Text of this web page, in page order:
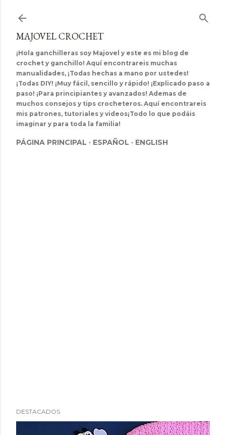
MAJOVEL CROCHET
¡Hola ganchilleras soy Majovel y este es mi blog de
crochet y ganchillo! Aquí encontrareis muchas
manualidades, ¡Todas hechas a mano por ustedes!
¡Todas DIY! ¡Muy fácil, sencillo y rápido! ¡Explicado paso a
paso! ¡Para principiantes y avanzados! Ademas de
muchos consejos y tips crocheteros. Aquí encontrareis
mis patrones, tutoriales y videos¡Todo lo que podáis
imaginar y para toda la familia!
PÁGINA PRINCIPAL ESPAÑOL ENGLISH
DESTACADOS